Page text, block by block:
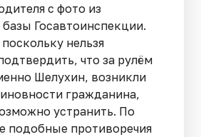
с фото из
Госавтоинспекции.
нельзя
что за рулём
Шелухин, возникли
гражданина,
устранить. По
подобные противоречия